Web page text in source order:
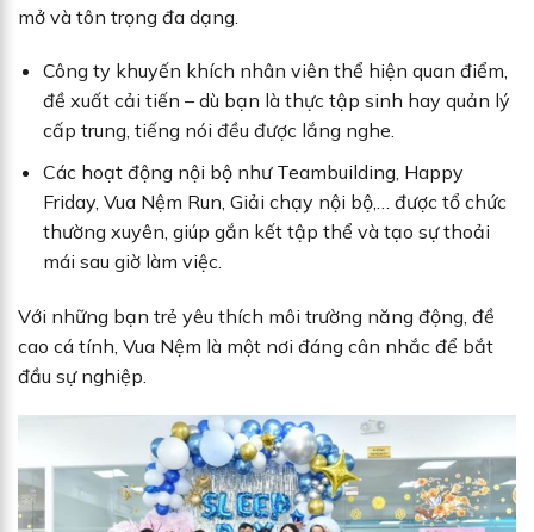
mở và tôn trọng đa dạng.
Công ty khuyến khích nhân viên thể hiện quan điểm,
đề xuất cải tiến – dù bạn là thực tập sinh hay quản lý
cấp trung, tiếng nói đều được lắng nghe.
Các hoạt động nội bộ như Teambuilding, Happy
Friday, Vua Nệm Run, Giải chạy nội bộ,… được tổ chức
thường xuyên, giúp gắn kết tập thể và tạo sự thoải
mái sau giờ làm việc.
Với những bạn trẻ yêu thích môi trường năng động, đề
cao cá tính, Vua Nệm là một nơi đáng cân nhắc để bắt
đầu sự nghiệp.